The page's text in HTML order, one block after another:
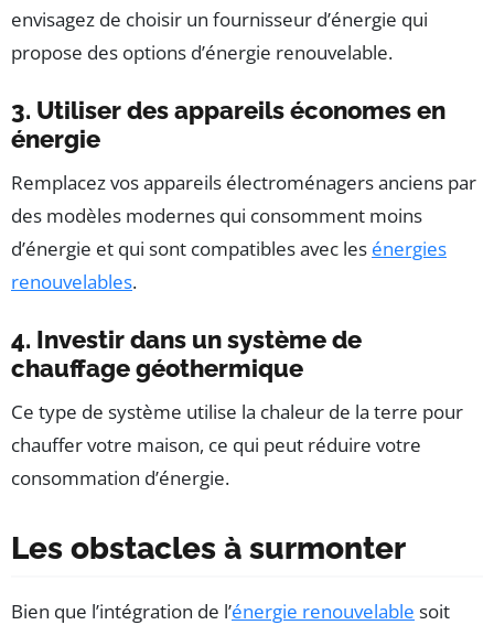
envisagez de choisir un fournisseur d’énergie qui
propose des options d’énergie renouvelable.
3. Utiliser des appareils économes en
énergie
Remplacez vos appareils électroménagers anciens par
des modèles modernes qui consomment moins
d’énergie et qui sont compatibles avec les énergies
renouvelables.
4. Investir dans un système de
chauffage géothermique
Ce type de système utilise la chaleur de la terre pour
chauffer votre maison, ce qui peut réduire votre
consommation d’énergie.
Les obstacles à surmonter
Bien que l’intégration de l’énergie renouvelable soit